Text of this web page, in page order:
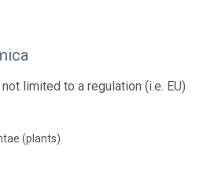
limited to a regulation (i.e. EU)
(plants)